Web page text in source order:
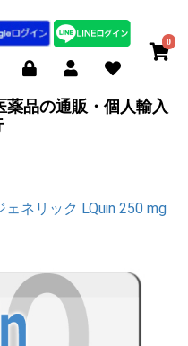
0
品の通販・個人輸入
ェネリック LQuin 250 mg